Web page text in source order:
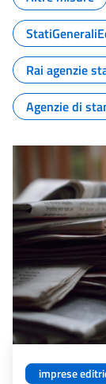
Rai agenzie
Agenzie di
imprese